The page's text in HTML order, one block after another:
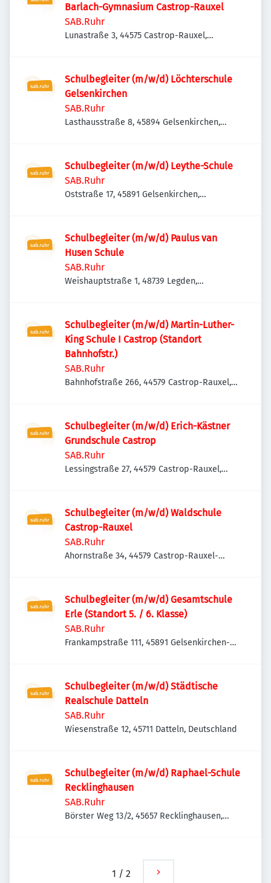
Barlach-Gymnasium Castrop-Rauxel
SAB.Ruhr
Lunastraße 3, 44575 Castrop-Rauxel,
Schulbegleiter (m/w/d) Löchterschule
Gelsenkirchen
SAB.Ruhr
Lasthausstraße 8, 45894 Gelsenkirchen,
Schulbegleiter (m/w/d) Leythe-Schule
SAB.Ruhr
Oststraße 17, 45891 Gelsenkirchen,
Schulbegleiter (m/w/d) Paulus van
Husen Schule
SAB.Ruhr
Weishauptstraße 1, 48739 Legden,
Schulbegleiter (m/w/d) Martin-Luther-
King Schule I Castrop (Standort
Bahnhofstr.)
SAB.Ruhr
Bahnhofstraße 266, 44579 Castrop-Rauxel,
Schulbegleiter (m/w/d) Erich-Kästner
Grundschule Castrop
SAB.Ruhr
Lessingstraße 27, 44579 Castrop-Rauxel,
Schulbegleiter (m/w/d) Waldschule
Castrop-Rauxel
SAB.Ruhr
Ahornstraße 34, 44579 Castrop-Rauxel-
Schulbegleiter (m/w/d) Gesamtschule
Erle (Standort 5. / 6. Klasse)
SAB.Ruhr
Frankampstraße 111, 45891 Gelsenkirchen-
Schulbegleiter (m/w/d) Städtische
Realschule Datteln
SAB.Ruhr
Wiesenstraße 12, 45711 Datteln, Deutschland
Schulbegleiter (m/w/d) Raphael-Schule
Recklinghausen
SAB.Ruhr
Börster Weg 13/2, 45657 Recklinghausen,
1 / 2